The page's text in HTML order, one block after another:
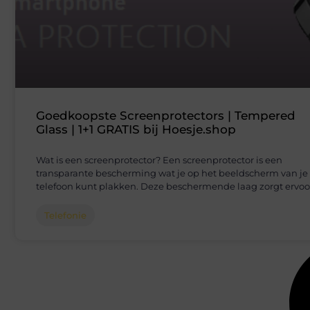
Goedkoopste Screenprotectors | Tempered
Glass | 1+1 GRATIS bij Hoesje.shop
Wat is een screenprotector? Een screenprotector is een
transparante bescherming wat je op het beeldscherm van je
telefoon kunt plakken. Deze beschermende laag zorgt
Telefonie